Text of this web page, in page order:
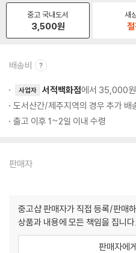
중고 국내도서
3,500원
새
배송비
사업자 서적백화점에서 35,000원
도서산간/제주지역의 경우 추가 배
출고 이후 1~2일 이내 수령
판매자
중고샵 판매자가 직접 등록/판매
상품과 내용에 모든 책임을 집니다.
판매자에